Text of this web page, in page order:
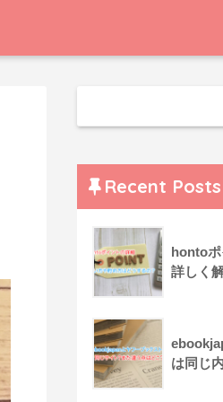
Recent Posts
hontoポ
詳しく
は同じ